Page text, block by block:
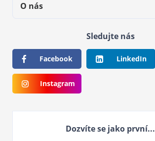
O nás
Sledujte nás
Facebook LinkedIn
Instagram
Dozvíte se jako první...